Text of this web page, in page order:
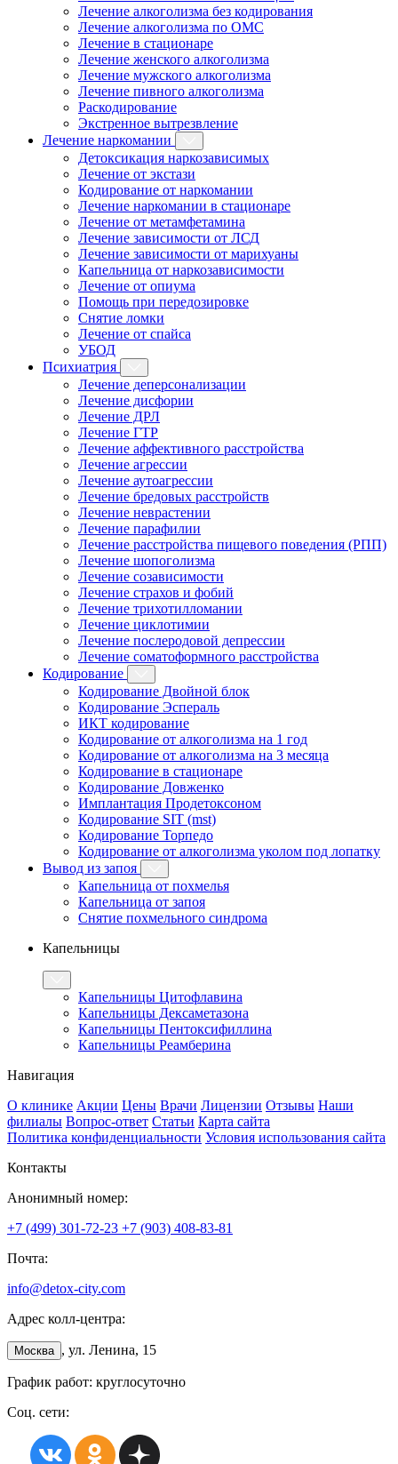
Лечение алкоголизма без кодирования
Лечение алкоголизма по ОМС
Лечение в стационаре
Лечение женского алкоголизма
Лечение мужского алкоголизма
Лечение пивного алкоголизма
Раскодирование
Экстренное вытрезвление
Лечение наркомании
Детоксикация наркозависимых
Лечение от экстази
Кодирование от наркомании
Лечение наркомании в стационаре
Лечение от метамфетамина
Лечение зависимости от ЛСД
Лечение зависимости от марихуаны
Капельница от наркозависимости
Лечение от опиума
Помощь при передозировке
Снятие ломки
Лечение от спайса
УБОД
Психиатрия
Лечение деперсонализации
Лечение дисфории
Лечение ДРЛ
Лечение ГТР
Лечение аффективного расстройства
Лечение агрессии
Лечение аутоагрессии
Лечение бредовых расстройств
Лечение неврастении
Лечение парафилии
Лечение расстройства пищевого поведения (РПП)
Лечение шопоголизма
Лечение созависимости
Лечение страхов и фобий
Лечение трихотилломании
Лечение циклотимии
Лечение послеродовой депрессии
Лечение соматоформного расстройства
Кодирование
Кодирование Двойной блок
Кодирование Эспераль
ИКТ кодирование
Кодирование от алкоголизма на 1 год
Кодирование от алкоголизма на 3 месяца
Кодирование в стационаре
Кодирование Довженко
Имплантация Продетоксоном
Кодирование SIT (mst)
Кодирование Торпедо
Кодирование от алкоголизма уколом под лопатку
Вывод из запоя
Капельница от похмелья
Капельница от запоя
Снятие похмельного синдрома
Капельницы
Капельницы Цитофлавина
Капельницы Дексаметазона
Капельницы Пентоксифиллина
Капельницы Реамберина
Навигация
О клинике Акции Цены Врачи Лицензии Отзывы Наши
филиалы Вопрос-ответ Статьи Карта сайта
Политика конфиденциальности Условия использования сайта
Контакты
Анонимный номер:
+7 (499) 301-72-23 +7 (903) 408-83-81
Почта:
info@detox-city.com
Адрес колл-центра:
Москва , ул. Ленина, 15
График работ: круглосуточно
Соц. сети: